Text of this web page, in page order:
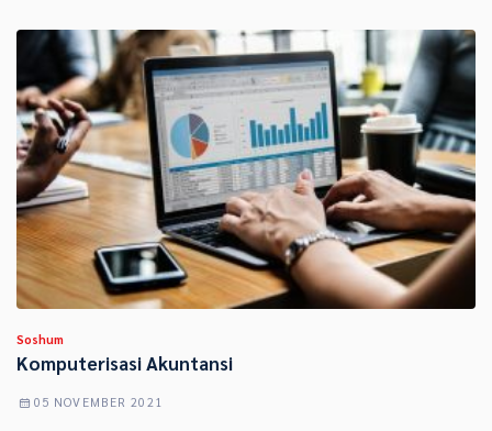
Soshum
Komputerisasi Akuntansi
05 NOVEMBER 2021